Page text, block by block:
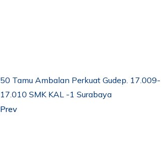
50 Tamu Ambalan Perkuat Gudep. 17.009-
17.010 SMK KAL -1 Surabaya
Prev